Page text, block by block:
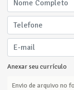
Anexar seu currículo
Envio de arquivo no